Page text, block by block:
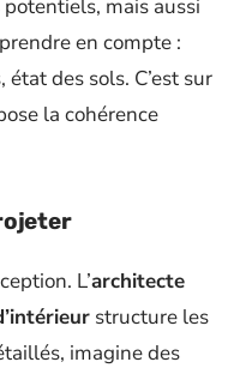
mais aussi
en compte :
des sols. C’est sur
la cohérence
L’architecte
structure les
imagine des